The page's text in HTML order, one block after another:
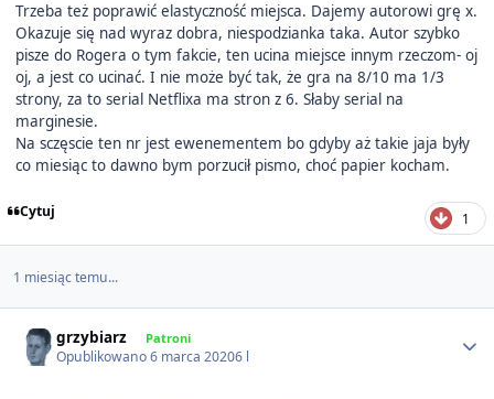
Trzeba też poprawić elastyczność miejsca. Dajemy autorowi grę x.
Okazuje się nad wyraz dobra, niespodzianka taka. Autor szybko
pisze do Rogera o tym fakcie, ten ucina miejsce innym rzeczom- oj
oj, a jest co ucinać. I nie może być tak, że gra na 8/10 ma 1/3
strony, za to serial Netflixa ma stron z 6. Słaby serial na
marginesie.
Na sczęscie ten nr jest ewenementem bo gdyby aż takie jaja były
co miesiąc to dawno bym porzucił pismo, choć papier kocham.
Cytuj 1
1 miesiąc temu...
grzybiarz Patroni
Opublikowano6 marca 20206 l